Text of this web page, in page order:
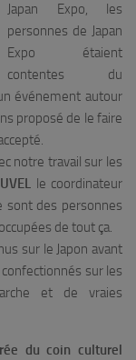
Japan Expo, les
personnes de Japan
Expo étaient
contentes du
événement autour
proposé de le faire
notre travail sur les
le coordinateur
sont des personnes
de tout ça.
sur le Japon avant
confectionnés sur les
et de vraies
du coin culturel